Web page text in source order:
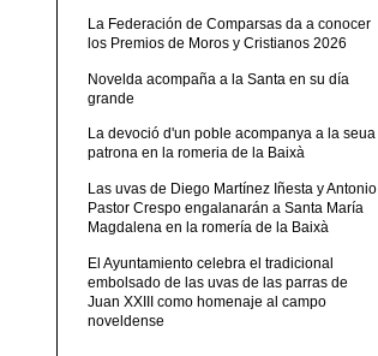
La Federación de Comparsas da a conocer
los Premios de Moros y Cristianos 2026
Novelda acompaña a la Santa en su día
grande
La devoció d'un poble acompanya a la seua
patrona en la romeria de la Baixà
Las uvas de Diego Martínez Iñesta y Antonio
Pastor Crespo engalanarán a Santa María
Magdalena en la romería de la Baixà
El Ayuntamiento celebra el tradicional
embolsado de las uvas de las parras de
Juan XXIII como homenaje al campo
noveldense